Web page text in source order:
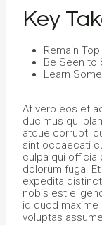
Key
Remain
Be Seen to
Learn
At vero eos et
ducimus qui
atque corrupti
sint occaecati
culpa qui officia
dolorum fuga.
expedita
nobis est
id quod
voluptas